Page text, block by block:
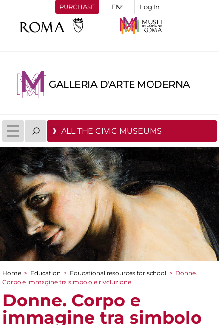
PURCHASE Log In
GALLERIA D'ARTE MODERNA
ALL THE CIVIC MUSEUMS
You are here
Home > Education > Educational resources for school > Donne.
Corpo e immagine tra simbolo e rivoluzione
Donne. Corpo e
immagine tra simbolo